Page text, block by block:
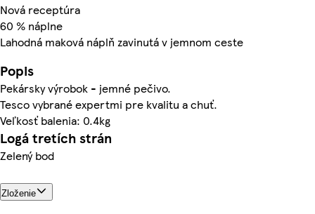
Nová receptúra
60 % náplne
Lahodná maková náplň zavinutá v jemnom ceste
Popis
Pekársky výrobok - jemné pečivo.
Tesco vybrané expertmi pre kvalitu a chuť.
Veľkosť balenia: 0.4kg
Logá tretích strán
Zelený bod
Zloženie